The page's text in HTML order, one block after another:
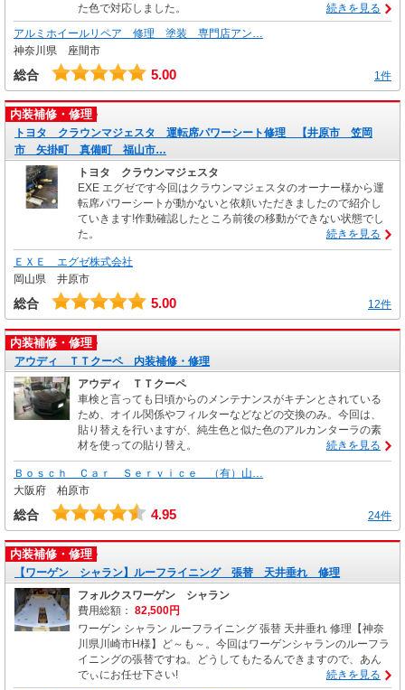
た色で対応しました。
続きを見る
アルミホイールリペア 修理 塗装 専門店アン…
神奈川県 座間市
総合 5.00 1件
内装補修・修理
トヨタ クラウンマジェスタ 運転席パワーシート修理 【井原市 笠岡
市 矢掛町 真備町 福山市…
トヨタ クラウンマジェスタ
EXE エグゼです今回はクラウンマジェスタのオーナー様から運
転席パワーシートが動かないと依頼いただきましたので紹介し
ていきます!作動確認したところ前後の移動ができない状態でし
た。
続きを見る
ＥＸＥ エグゼ株式会社
岡山県 井原市
総合 5.00 12件
内装補修・修理
アウディ ＴＴクーペ 内装補修・修理
アウディ ＴＴクーペ
車検と言っても日頃からのメンテナンスがキチンとされている
ため、オイル関係やフィルターなどなどの交換のみ。今回は、
貼り替えを行いますが、純生色と似た色のアルカンターラの素
材を使っての貼り替え。
続きを見る
Ｂｏｓｃｈ Ｃａｒ Ｓｅｒｖｉｃｅ （有）山…
大阪府 柏原市
総合 4.95 24件
内装補修・修理
【ワーゲン シャラン】ルーフライニング 張替 天井垂れ 修理
フォルクスワーゲン シャラン
費用総額： 82,500円
ワーゲン シャラン ルーフライニング 張替 天井垂れ 修理【神奈
川県川崎市H様】ど～も～。今回はワーゲンシャランのルーフラ
イニングの張替ですね。どうしてもたるんできますので、あん
でぃにお任せ下さい!
続きを見る